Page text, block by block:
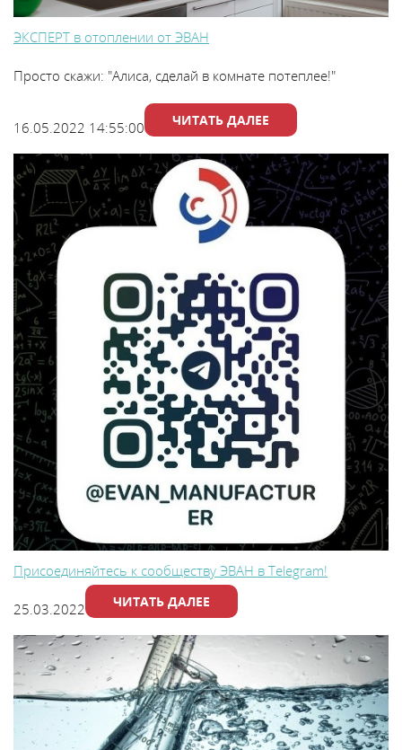
Сервис
Найти магазин
Найти
монтажника
Сотрудничество
Информация
В
y
т
ЭКСПЕРТ в отоплении от ЭВАН
Просто скажи: "Алиса, сделай в комнате потеплее!"
16.05.2022 14:55:00 ЧИТАТЬ ДАЛЕЕ
Присоединяйтесь к сообществу ЭВАН в Telegram!
25.03.2022 ЧИТАТЬ ДАЛЕЕ